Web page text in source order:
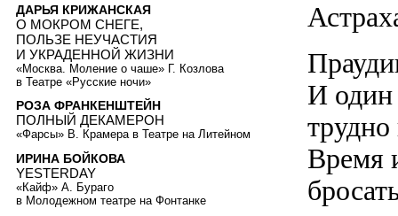
И один
Время
ДАРЬЯ КРИЖАНСКАЯ
О МОКРОМ СНЕГЕ,
ПОЛЬЗЕ НЕУЧАСТИЯ
И УКРАДЕННОЙ ЖИЗНИ
«Москва. Моление о чаше» Г. Козлова
в Театре «Русские ночи»
РОЗА ФРАНКЕНШТЕЙН
ПОЛНЫЙ ДЕКАМЕРОН
«Фарсы» В. Крамера в Театре на Литейном
ИРИНА БОЙКОВА
YESTERDAY
«Кайф» А. Бураго
в Молодежном театре на Фонтанке